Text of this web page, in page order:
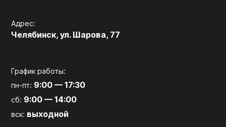
Адрес:
Челябинск, ул. Шарова, 77
График работы:
пн-пт: 9:00 — 17:30
сб: 9:00 — 14:00
вск: выходной